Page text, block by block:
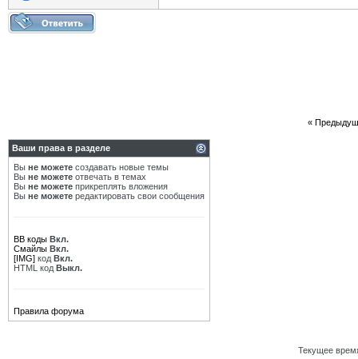
«
Ваши права в разделе
Вы не можете создавать новые темы
Вы не можете отвечать в темах
Вы не можете прикреплять вложения
Вы не можете редактировать свои сообщения
BB коды Вкл.
Смайлы Вкл.
[IMG] код Вкл.
HTML код Выкл.
Правила форума
Текущее